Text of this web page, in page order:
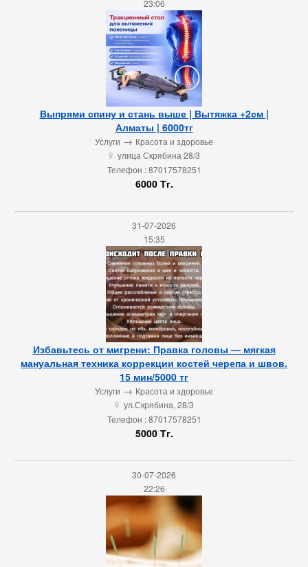
23:06
Выпрями спину и стань выше | Вытяжка +2см |
Алматы | 6000тг
Услуги → Красота и здоровье
u улица Скрябина 28/3
Телефон : 87017578251
6000 Тг.
31-07-2026
15:35
Избавьтесь от мигрени: Правка головы — мягкая
мануальная техника коррекции костей черепа и швов.
15 мин/5000 тг
Услуги → Красота и здоровье
u ул.Скрябина, 28/3
Телефон : 87017578251
5000 Тг.
30-07-2026
22:26